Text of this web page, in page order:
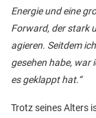
Energie und eine
Forward, der stark
agieren. Seitdem
gesehen habe, war
es geklappt hat.“
Trotz seines Alters